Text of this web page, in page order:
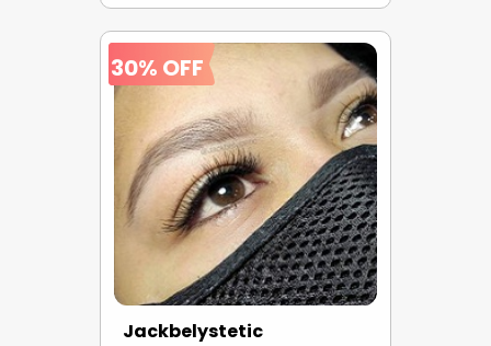
30% OFF
Jackbelystetic